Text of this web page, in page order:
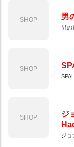
SHOP 男
男
SHOP
SHOP
ジ
ジョ